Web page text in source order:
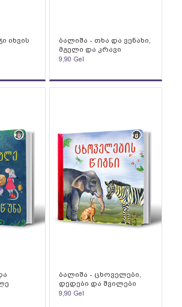
იხვის
ბალიშა - თხა და ვენახი,
მგელი და კრავი
9,90 Gel
ბალიშა - ცხოველები,
დედები და შვილები
9,90 Gel